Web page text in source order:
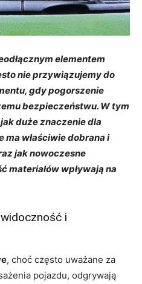
elementem
nie przywiązujemy do
gdy pogorszenie
bezpieczeństwu. W tym
duże znaczenie dla
właściwie dobrana i
jak nowoczesne
materiałów wpływają na
i
, choć często uważane za
pojazdu, odgrywają